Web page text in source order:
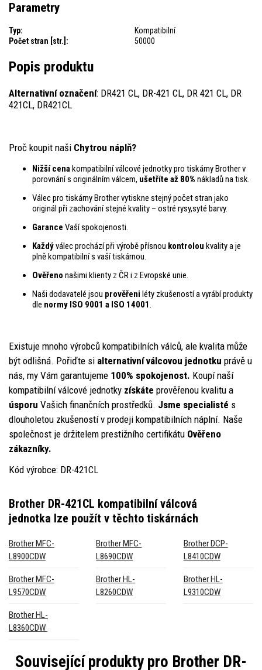
Parametry
Typ:
Kompatibilní
Počet stran [str.]:
50000
Popis produktu
Alternativní označení: DR421 CL, DR-421 CL, DR 421 CL, DR
421CL, DR421CL
Proč koupit naši Chytrou náplň?
Nižší cenakompatibilní válcové jednotky pro tiskárny Brother v
porovnání s originálním válcem, ušetříte až 80% nákladů na tisk.
Válec pro tiskárny Brother vytiskne stejný počet stran jako
originál při zachování stejné kvality – ostré rysy,syté barvy.
Garance Vaší spokojenosti.
Každýválec prochází při výrobě přísnou kontrolou kvality a je
plně kompatibilní s vaší tiskárnou.
Ověřeno našimi klienty z ČR i z Evropské unie.
Naši dodavatelé jsou prověřeni léty zkušeností a vyrábí produkty
dle normy ISO 9001 a ISO 14001.
Existuje mnoho výrobců kompatibilních válců, ale kvalita může
být odlišná. Pořiďte si alternativní válcovou jednotku právě u
nás, my Vám garantujeme 100% spokojenost. Koupí naší
kompatibilní válcové jednotky získáte prověřenou kvalitu a
úsporu Vašich finančních prostředků. Jsme specialisté s
dlouholetou zkušeností v prodeji kompatibilních náplní. Naše
společnost je držitelem prestižního certifikátu Ověřeno
zákazníky.
Kód výrobce: DR-421CL
Brother DR-421CL kompatibilní válcová
jednotka lze použít v těchto tiskárnách
Brother MFC-
L8900CDW
Brother MFC-
L8690CDW
Brother DCP-
L8410CDW
Brother MFC-
L9570CDW
Brother HL-
L8260CDW
Brother HL-
L9310CDW
Brother HL-
L8360CDW
Související produkty pro Brother DR-